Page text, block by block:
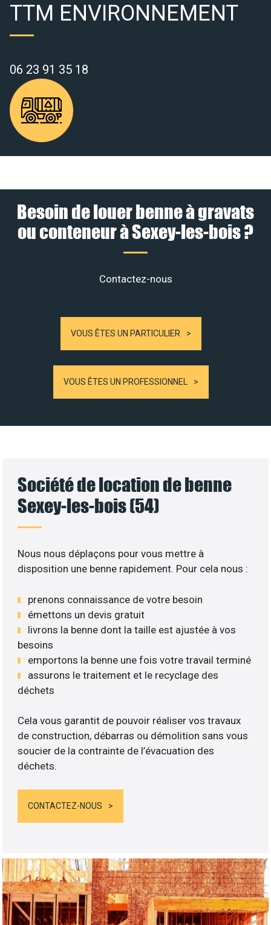
TTM ENVIRONNEMENT
06 23 91 35 18
Besoin de louer benne à gravats
ou conteneur à Sexey-les-bois ?
Contactez-nous
VOUS ÊTES UN PARTICULIER
VOUS ÊTES UN PROFESSIONNEL
Société de location de benne
Sexey-les-bois (54)
Nous nous déplaçons pour vous mettre à
disposition une benne rapidement. Pour cela nous :
prenons connaissance de votre besoin
émettons un devis gratuit
livrons la benne dont la taille est ajustée à vos
besoins
emportons la benne une fois votre travail terminé
assurons le traitement et le recyclage des
déchets
Cela vous garantit de pouvoir réaliser vos travaux
de construction, débarras ou démolition sans vous
soucier de la contrainte de l’évacuation des
déchets.
CONTACTEZ-NOUS